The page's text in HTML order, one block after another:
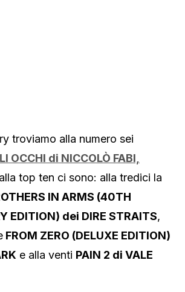
troviamo alla numero sei
OCCHI di NICCOLÒ FABI,
top ten ci sono: alla tredici la
IN ARMS (40TH
EDITION) dei DIRE STRAITS,
FROM ZERO (DELUXE EDITION)
e alla venti PAIN 2 di VALE